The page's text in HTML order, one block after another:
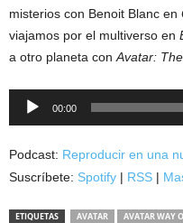
misterios con Benoit Blanc en
viajamos por el multiverso en
a otro planeta con Avatar:
Reproductor
00:00
Podcast: Reproducir en una
Suscríbete: Spotify | RSS |
ETIQUETAS AVATAR
AVATAR WAY